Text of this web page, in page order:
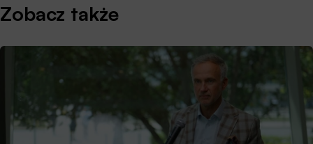
Zobacz także